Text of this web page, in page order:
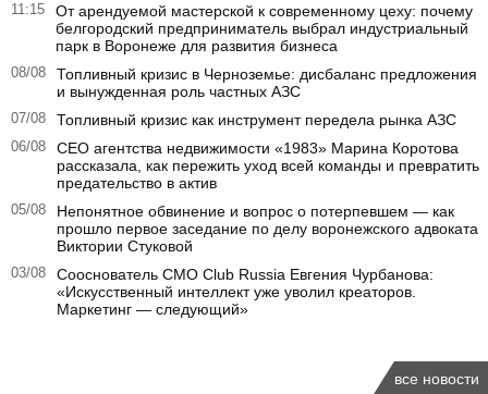
11:15
От арендуемой мастерской к современному цеху: почему
белгородский предприниматель выбрал индустриальный
парк в Воронеже для развития бизнеса
08/08
Топливный кризис в Черноземье: дисбаланс предложения
и вынужденная роль частных АЗС
07/08 Топливный кризис как инструмент передела рынка АЗС
06/08
CEO агентства недвижимости «1983» Марина Коротова
рассказала, как пережить уход всей команды и превратить
предательство в актив
05/08
Непонятное обвинение и вопрос о потерпевшем — как
прошло первое заседание по делу воронежского адвоката
Виктории Стуковой
03/08
Сооснователь CMO Club Russia Евгения Чурбанова:
«Искусственный интеллект уже уволил креаторов.
Маркетинг — следующий»
все новости